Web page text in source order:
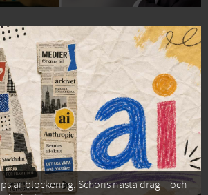
ai-blockering, Schoris nästa drag – och